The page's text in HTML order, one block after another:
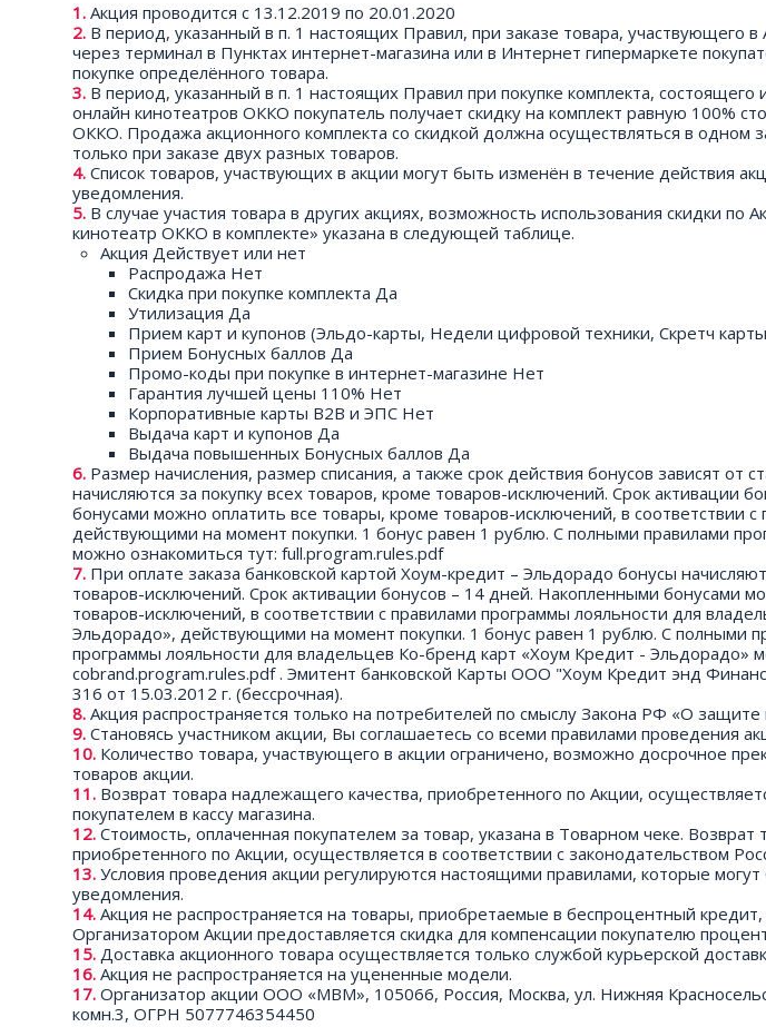
Акция проводится с 13.12.2019 по 20.01.2020
В период, указанный в п. 1 настоящих Правил, при заказе товара, участвующего
через терминал в Пунктах интернет-магазина или в Интернет гипермаркете
покупке определённого товара.
В период, указанный в п. 1 настоящих Правил при покупке комплекта,
онлайн кинотеатров ОККО покупатель получает скидку на комплект равную 100%
ОККО. Продажа акционного комплекта со скидкой должна осуществляться в одном
только при заказе двух разных товаров.
Список товаров, участвующих в акции могут быть изменён в течение действия
уведомления.
В случае участия товара в других акциях, возможность использования скидки по
кинотеатр ОККО в комплекте» указана в следующей таблице.
Акция Действует или нет
Распродажа Нет
Скидка при покупке комплекта Да
Утилизация Да
Прием карт и купонов (Эльдо-карты, Недели цифровой техники, Скретч
Прием Бонусных баллов Да
Промо-коды при покупке в интернет-магазине Нет
Гарантия лучшей цены 110% Нет
Корпоративные карты B2B и ЭПС Нет
Выдача карт и купонов Да
Выдача повышенных Бонусных баллов Да
Размер начисления, размер списания, а также срок действия бонусов зависят от
начисляются за покупку всех товаров, кроме товаров-исключений. Срок активации
бонусами можно оплатить все товары, кроме товаров-исключений, в соответствии
действующими на момент покупки. 1 бонус равен 1 рублю. С полными правилами
можно ознакомиться тут: full.program.rules.pdf
При оплате заказа банковской картой Хоум-кредит – Эльдорадо бонусы
товаров-исключений. Срок активации бонусов – 14 дней. Накопленными бонусами
товаров-исключений, в соответствии с правилами программы лояльности для
Эльдорадо», действующими на момент покупки. 1 бонус равен 1 рублю. С полными
программы лояльности для владельцев Ко-бренд карт «Хоум Кредит - Эльдорадо»
cobrand.program.rules.pdf . Эмитент банковской Карты ООО "Хоум Кредит энд
316 от 15.03.2012 г. (бессрочная).
Акция распространяется только на потребителей по смыслу Закона РФ «О защите
Становясь участником акции, Вы соглашаетесь со всеми правилами проведения
Количество товара, участвующего в акции ограничено, возможно досрочное
товаров акции.
Возврат товара надлежащего качества, приобретенного по Акции,
покупателем в кассу магазина.
Стоимость, оплаченная покупателем за товар, указана в Товарном чеке.
приобретенного по Акции, осуществляется в соответствии с законодательством
Условия проведения акции регулируются настоящими правилами, которые
уведомления.
Акция не распространяется на товары, приобретаемые в беспроцентный
Организатором Акции предоставляется скидка для компенсации покупателю
Доставка акционного товара осуществляется только службой курьерской
Акция не распространяется на уцененные модели.
Организатор акции ООО «МВМ», 105066, Россия, Москва, ул. Нижняя
комн.3, ОГРН 5077746354450